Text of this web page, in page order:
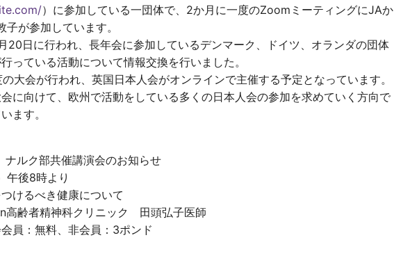
）に参加している一団体で、2か月に一度のZoomミーティングにJAか
が参加しています。
20日に行われ、長年会に参加しているデンマーク、ドイツ、オランダの団体
っている活動について情報交換を行いました。
大会が行われ、英国日本人会がオンラインで主催する予定となっています。
に向けて、欧州で活動をしている多くの日本人会の参加を求めていく方向で
ます。
ナルク部共催講演会のお知らせ
午後8時より
けるべき健康について
齢者精神科クリニック 田頭弘子医師
員：無料、非会員：3ポンド